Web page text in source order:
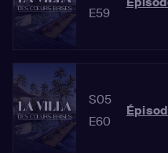
E59
S05
E60